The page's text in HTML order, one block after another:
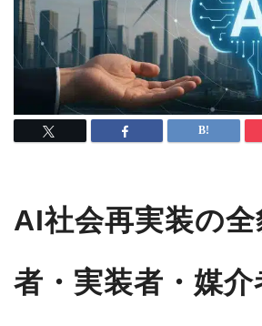
AI社会再実装の
者・実装者・媒介